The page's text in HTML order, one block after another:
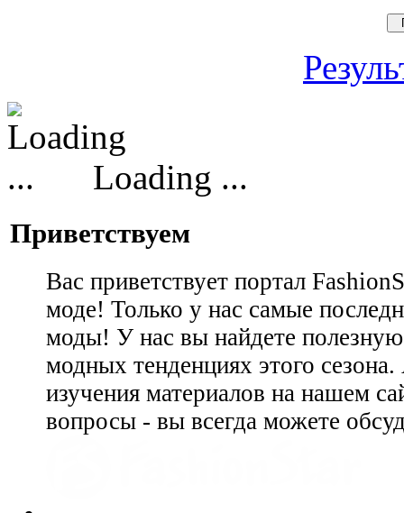
Loading ...
Приветствуем
Вас приветствует портал
моде! Только у нас самые
моды! У нас вы найдете
модных тенденциях этого
изучения материалов на нашем
вопросы - вы всегда можете